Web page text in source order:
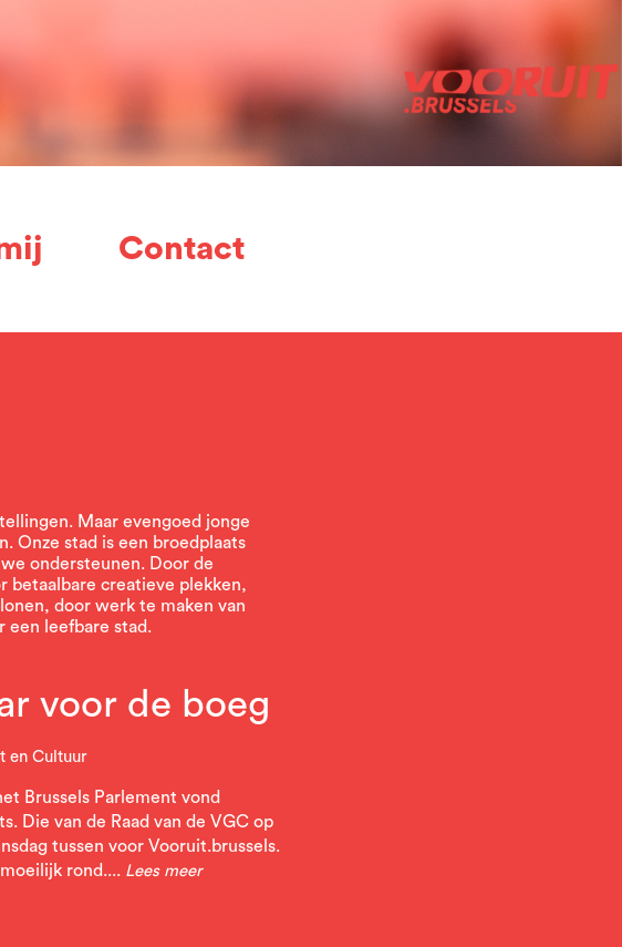
Contact
Maar evengoed jonge
Onze stad is een broedplaats
ondersteunen. Door de
betaalbare creatieve plekken,
door werk te maken van
een leefbare stad.
voor de boeg
en Cultuur
Brussels Parlement vond
Die van de Raad van de VGC op
tussen voor Vooruit.brussels.
rond.... Lees meer